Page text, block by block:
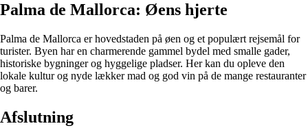
Palma de Mallorca: Øens hjerte
Palma de Mallorca er hovedstaden på øen og et populært rejsemål for
turister. Byen har en charmerende gammel bydel med smalle gader,
historiske bygninger og hyggelige pladser. Her kan du opleve den
lokale kultur og nyde lækker mad og god vin på de mange restauranter
og barer.
Afslutning